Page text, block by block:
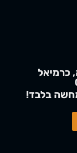
בלבד